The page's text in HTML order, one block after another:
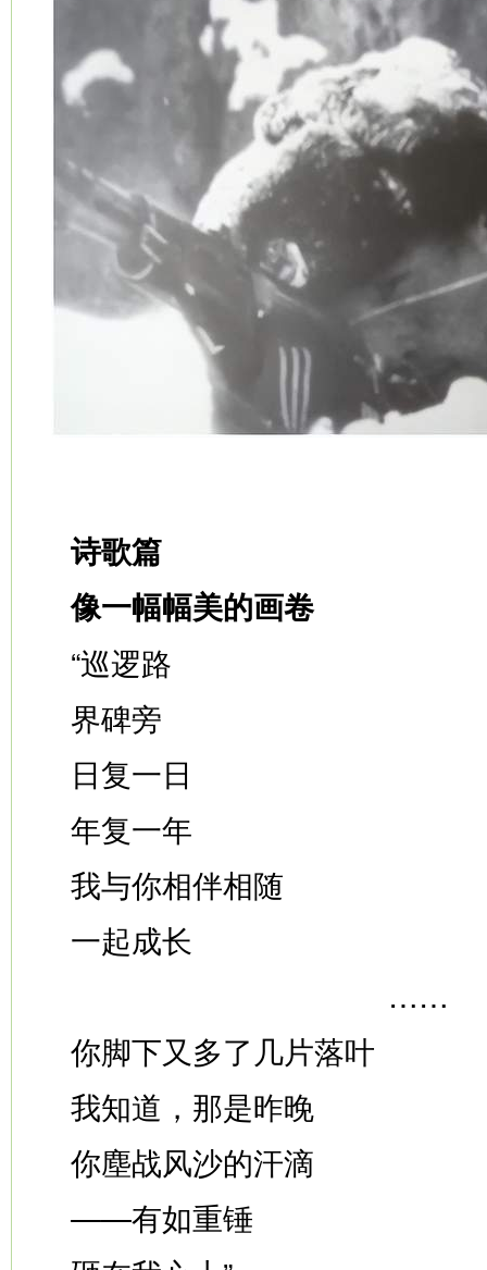
诗歌篇
像一幅幅美的画卷
“巡逻路
界碑旁
日复一日
年复一年
我与你相伴相随
一起成长
……
你脚下又多了几片落叶
我知道，那是昨晚
你塵战风沙的汗滴
——有如重锤